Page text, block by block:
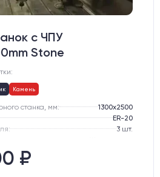
с ЧПУ
Stone
Камень
станка, мм:
1300х2500
ER-20
3 шт.
₽